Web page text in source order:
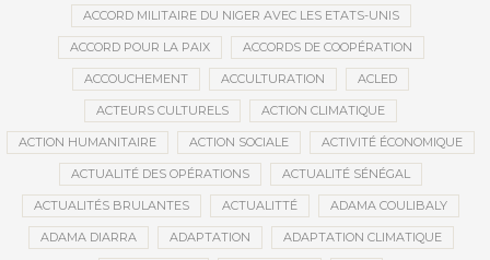
ACCORD MILITAIRE DU NIGER AVEC LES ETATS-UNIS
ACCORD POUR LA PAIX ACCORDS DE COOPÉRATION
ACCOUCHEMENT ACCULTURATION ACLED
ACTEURS CULTURELS ACTION CLIMATIQUE
ACTION HUMANITAIRE ACTION SOCIALE ACTIVITÉ ÉCONOMIQUE
ACTUALITÉ DES OPÉRATIONS ACTUALITÉ SÉNÉGAL
ACTUALITÉS BRULANTES ACTUALITTÉ ADAMA COULIBALY
ADAMA DIARRA ADAPTATION ADAPTATION CLIMATIQUE